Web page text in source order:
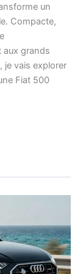
un
Compacte,
aux grands
je vais explorer
Fiat 500